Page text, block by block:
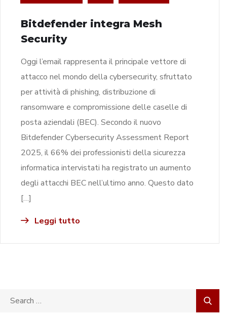
Bitdefender integra Mesh
Security
Oggi l’email rappresenta il principale vettore di
attacco nel mondo della cybersecurity, sfruttato
per attività di phishing, distribuzione di
ransomware e compromissione delle caselle di
posta aziendali (BEC). Secondo il nuovo
Bitdefender Cybersecurity Assessment Report
2025, il 66% dei professionisti della sicurezza
informatica intervistati ha registrato un aumento
degli attacchi BEC nell’ultimo anno. Questo dato
[…]
Leggi tutto